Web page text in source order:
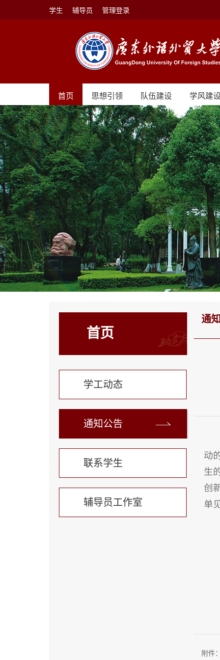
学生 辅导员 管理登录
首页 思想引领 队伍建设 学风建
首页
学工动态
通知公告
联系学生
辅导员工作室
通
动
生
创
单
附件